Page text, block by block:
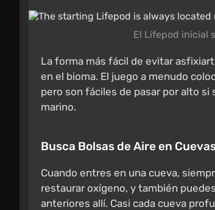
El Lifepod inicial
La forma más fácil de evitar
en el bioma. El juego a menudo
pero son fáciles de pasar por alto si
marino.
Busca Bolsas de Aire en
Cuando entres en una cueva,
restaurar oxígeno, y también
anteriores allí. Casi cada cueva